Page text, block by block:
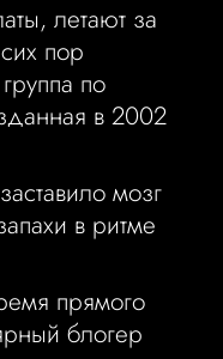
летают за
пор
по
в 2002
мозг
в ритме
прямого
блогер